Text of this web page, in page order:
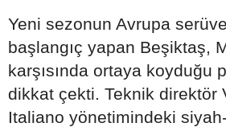
Yeni sezonun Avrupa
başlangıç yapan Beşiktaş,
karşısında ortaya koyduğu
dikkat çekti. Teknik direktör
Italiano yönetimindeki